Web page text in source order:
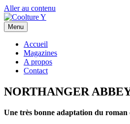
Aller au contenu
Menu
Accueil
Magazines
A propos
Contact
NORTHANGER
Une très bonne adaptation du roman